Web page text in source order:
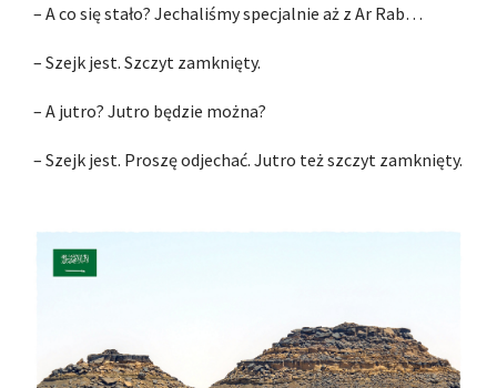
– A co się stało? Jechaliśmy specjalnie aż z Ar Rab…
– Szejk jest. Szczyt zamknięty.
– A jutro? Jutro będzie można?
– Szejk jest. Proszę odjechać. Jutro też szczyt zamknięty.